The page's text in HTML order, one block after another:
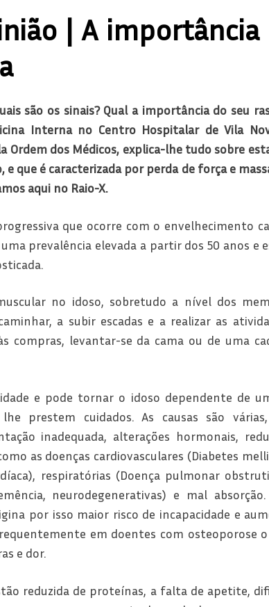
| A
são os sinais? Qual a importância do seu
Interna no Centro Hospitalar de Vila
Ordem dos Médicos, explica-lhe tudo sobre
que é caracterizada por perda de força e
aqui no Raio-X.
que ocorre com o envelhecimento
prevalência elevada a partir dos 50 anos e
no idoso, sobretudo a nível dos
a subir escadas e a realizar as
compras, levantar-se da cama ou de uma
e pode tornar o idoso dependente de
prestem cuidados. As causas são
inadequada, alterações hormonais,
as doenças cardiovasculares (Diabetes
respiratórias (Doença pulmonar
neurodegenerativas) e mal
por isso maior risco de incapacidade e
em doentes com osteoporose
e dor.
reduzida de proteínas, a falta de apetite,